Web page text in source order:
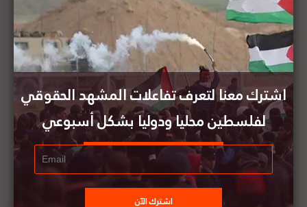
وزير الدولة البريطاني لشؤون العلاقات متعددة
الأطراف يؤكد على موقف بلاده الداعم لحل الدولتين
والرافض للاستيطان
اشترك معنا لتعرف تفاعلات المشهد الحقوقي
لفلسطين محليا ودوليا بشكل أسبوعي